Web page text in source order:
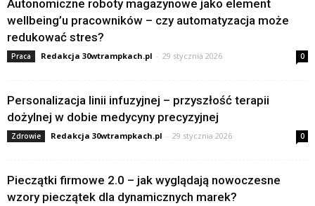
Autonomiczne roboty magazynowe jako element
wellbeing’u pracowników – czy automatyzacja może
redukować stres?
Praca Redakcja 30wtrampkach.pl - 29 stycznia 2026 0
Personalizacja linii infuzyjnej – przyszłość terapii
dożylnej w dobie medycyny precyzyjnej
Zdrowie Redakcja 30wtrampkach.pl - 29 stycznia 2026 0
Pieczątki firmowe 2.0 – jak wyglądają nowoczesne
wzory pieczątek dla dynamicznych marek?